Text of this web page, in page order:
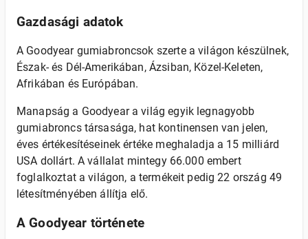
Gazdasági adatok
A Goodyear gumiabroncsok szerte a világon készülnek,
Észak- és Dél-Amerikában, Ázsiban, Közel-Keleten,
Afrikában és Európában.
Manapság a Goodyear a világ egyik legnagyobb
gumiabroncs társasága, hat kontinensen van jelen,
éves értékesítéseinek értéke meghaladja a 15 milliárd
USA dollárt. A vállalat mintegy 66.000 embert
foglalkoztat a világon, a termékeit pedig 22 ország 49
létesítményében állítja elő.
A Goodyear története